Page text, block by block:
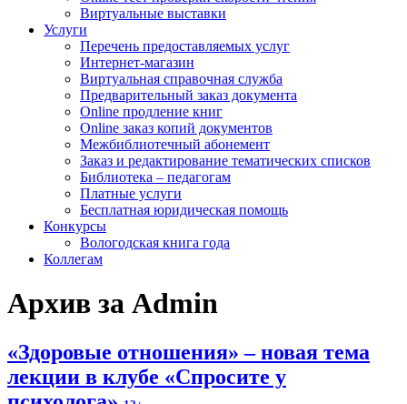
Виртуальные выставки
Услуги
Перечень предоставляемых услуг
Интернет-магазин
Виртуальная справочная служба
Предварительный заказ документа
Online продление книг
Online заказ копий документов
Межбиблиотечный абонемент
Заказ и редактирование тематических списков
Библиотека – педагогам
Платные услуги
Бесплатная юридическая помощь
Конкурсы
Вологодская книга года
Коллегам
Архив за Admin
«Здоровые отношения» – новая тема
лекции в клубе «Спросите у